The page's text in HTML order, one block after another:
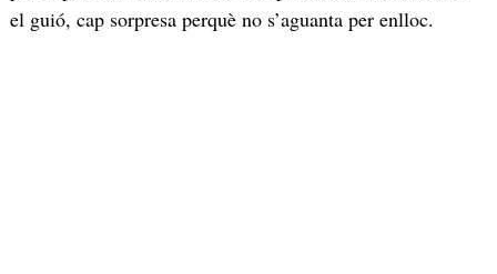
el guió, cap sorpresa perquè no s’aguanta per enlloc.